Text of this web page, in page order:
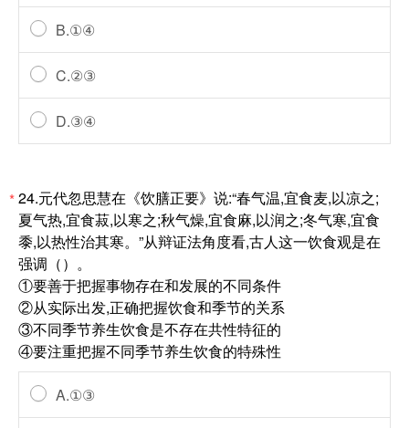
B.①④
C.②③
D.③④
*24.元代忽思慧在《饮膳正要》说:“春气温,宜食麦,以凉之;
夏气热,宜食菽,以寒之;秋气燥,宜食麻,以润之;冬气寒,宜食
黍,以热性治其寒。”从辩证法角度看,古人这一饮食观是在
强调（）。
①要善于把握事物存在和发展的不同条件
②从实际出发,正确把握饮食和季节的关系
③不同季节养生饮食是不存在共性特征的
④要注重把握不同季节养生饮食的特殊性
A.①③